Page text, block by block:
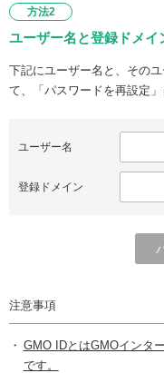
方法2
ユーザー名と登録ドメイ
下記にユーザー名と、その
て、「パスワードを再設定」
ユーザー名
登録ドメイン
注意事項
GMO IDとはGMOインタ
です。